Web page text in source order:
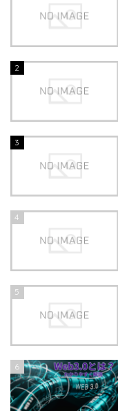
2
3
4
5
6